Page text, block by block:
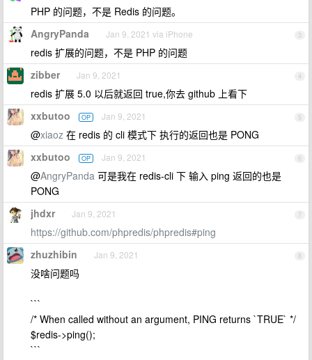
PHP 的问题，不是 Redis 的问题。
3
AngryPanda Jan 9, 2021 via iPhone
redis 扩展的问题，不是 PHP 的问题
4
zibber Jan 9, 2021
redis 扩展 5.0 以后就返回 true,你去 github 上看下
5
xxbutoo OP Jan 9, 2021
@xiaoz 在 redis 的 cli 模式下 执行的返回也是 PONG
6
xxbutoo OP Jan 9, 2021
@AngryPanda 可是我在 redis-cli 下 输入 ping 返回的也是
PONG
7
jhdxr Jan 9, 2021
https://github.com/phpredis/phpredis#ping
8
zhuzhibin Jan 9, 2021
没啥问题吗
```
/* When called without an argument, PING returns `TRUE` */
$redis->ping();
```